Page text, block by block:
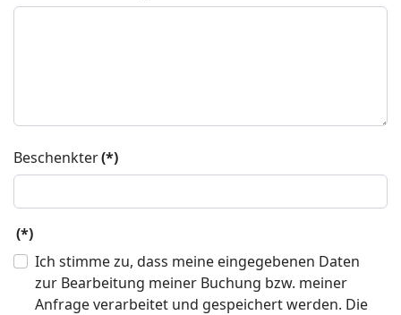
Beschenkter(*)
(*)
Ich stimme zu, dass meine eingegebenen Daten
zur Bearbeitung meiner Buchung bzw. meiner
Anfrage verarbeitet und gespeichert werden. Die